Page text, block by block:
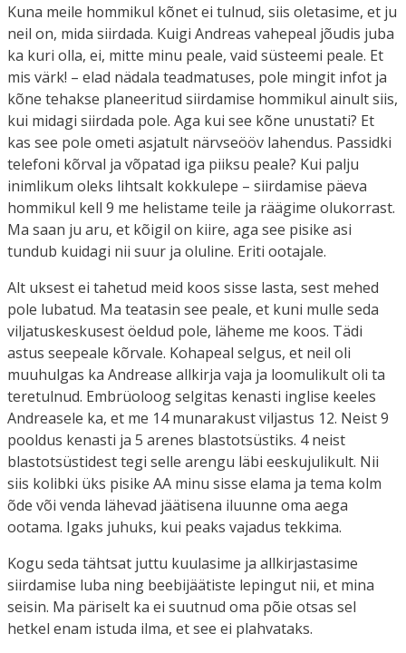
Kuna meile hommikul kõnet ei tulnud, siis oletasime, et ju
neil on, mida siirdada. Kuigi Andreas vahepeal jõudis juba
ka kuri olla, ei, mitte minu peale, vaid süsteemi peale. Et
mis värk! – elad nädala teadmatuses, pole mingit infot ja
kõne tehakse planeeritud siirdamise hommikul ainult siis,
kui midagi siirdada pole. Aga kui see kõne unustati? Et
kas see pole ometi asjatult närvseööv lahendus. Passidki
telefoni kõrval ja võpatad iga piiksu peale? Kui palju
inimlikum oleks lihtsalt kokkulepe – siirdamise päeva
hommikul kell 9 me helistame teile ja räägime olukorrast.
Ma saan ju aru, et kõigil on kiire, aga see pisike asi
tundub kuidagi nii suur ja oluline. Eriti ootajale.
Alt uksest ei tahetud meid koos sisse lasta, sest mehed
pole lubatud. Ma teatasin see peale, et kuni mulle seda
viljatuskeskusest öeldud pole, läheme me koos. Tädi
astus seepeale kõrvale. Kohapeal selgus, et neil oli
muuhulgas ka Andrease allkirja vaja ja loomulikult oli ta
teretulnud. Embrüoloog selgitas kenasti inglise keeles
Andreasele ka, et me 14 munarakust viljastus 12. Neist 9
pooldus kenasti ja 5 arenes blastotsüstiks. 4 neist
blastotsüstidest tegi selle arengu läbi eeskujulikult. Nii
siis kolibki üks pisike AA minu sisse elama ja tema kolm
õde või venda lähevad jäätisena iluunne oma aega
ootama. Igaks juhuks, kui peaks vajadus tekkima.
Kogu seda tähtsat juttu kuulasime ja allkirjastasime
siirdamise luba ning beebijäätiste lepingut nii, et mina
seisin. Ma päriselt ka ei suutnud oma põie otsas sel
hetkel enam istuda ilma, et see ei plahvataks.